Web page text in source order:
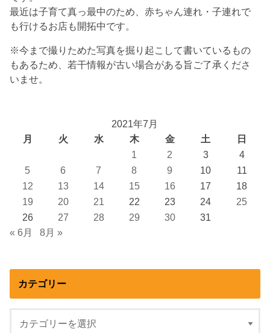
最近は子育て真っ最中のため、赤ちゃん連れ・子連れで
も行けるお店も開拓中です。
※今まで撮りためた写真を掘り起こして書いているもの
もあるため、若干情報が古い場合がある旨ご了承くださ
いませ。
2021年7月
月
火 水 木 金 土
日
1
2 3
4
5
6 7 8 9 10
11
12
13 14 15 16 17
18
19
20 21 22 23 24
25
26
27 28 29 30
31
« 6月
8月 »
カテゴリー